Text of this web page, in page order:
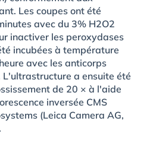
Les coupes ont été
avec du 3% H2O2
inactiver les peroxydases
incubées à température
avec les anticorps
a ensuite été
de 20 × à l'aide
inversée CMS
(Leica Camera AG,